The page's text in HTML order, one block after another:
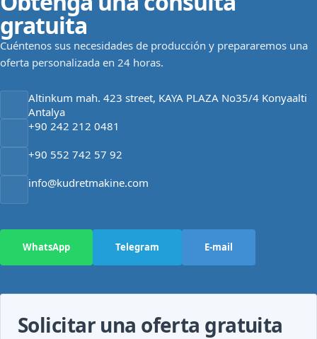
gratuita
Cuéntenos sus necesidades de producción y prepararemos una
oferta personalizada en 24 horas.
Altinkum mah. 423 street, KAYA PLAZA No35/4 Konyaalti
Antalya
+90 242 212 0481
+90 552 742 57 92
info@kudretmakine.com
WhatsApp Telegram E-mail
Solicitar una oferta gratuita